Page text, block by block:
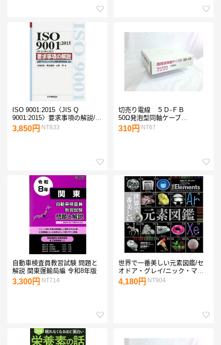
ISO 9001:2015〈JIS Q
9001:2015〉要求事項の解説/品
質マネジメントシステム規格国
内委員会/中條武志/棟近雅彦
3,850円 NT833
切売り電線 ５Ｄ-ＦＢ
50Ω発泡型同軸ケーブ
ル 5DFB 関西通信電
線(株) アマチュア無線
310円 NT67
自動車検査員教習試験 問題と
解説 関東運輸局編 令和8年版
3,300円 NT714
世界で一番美しい元素図鑑/セ
オドア・グレイ/ニック・マン/
若林文高
4,180円 NT904